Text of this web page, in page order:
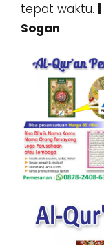
tepat waktu.
Sogan